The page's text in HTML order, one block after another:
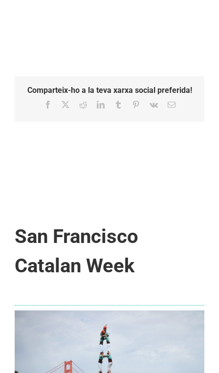
Comparteix-ho a la teva xarxa social preferida!
Facebook RedditLinkedInTumblr Pinterest
Vk Email:
San Francisco
Catalan Week